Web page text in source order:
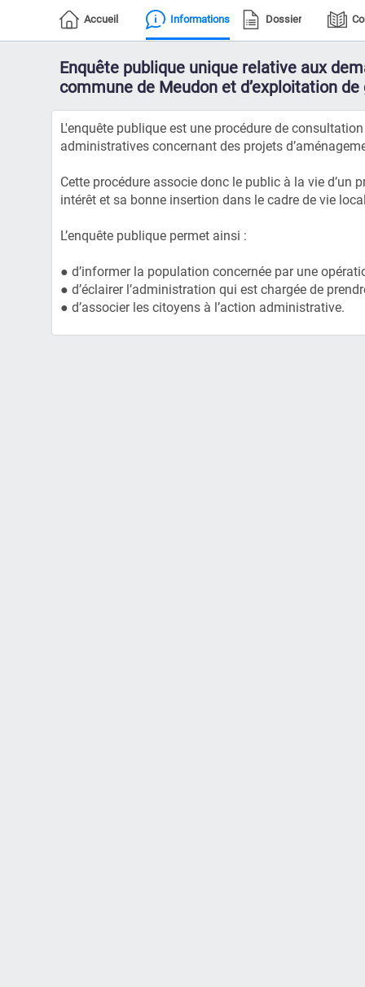
Accueil Informations Dossier
Enquête publique unique relative aux
commune de Meudon et d’exploitation
L'enquête publique est une procédure de
administratives concernant des projets
Cette procédure associe donc le public à la vie
intérêt et sa bonne insertion dans le cadre de vie
L’enquête publique permet ainsi :
● d’informer la population concernée par une
● d’éclairer l’administration qui est chargée de
● d’associer les citoyens à l’action administrative.